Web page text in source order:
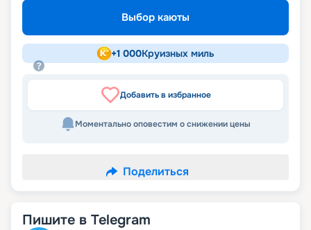
Выбор каюты
+1 000Круизных миль
Добавить в избранное
Моментально оповестим о снижении цены
Поделиться
Пишите в Telegram